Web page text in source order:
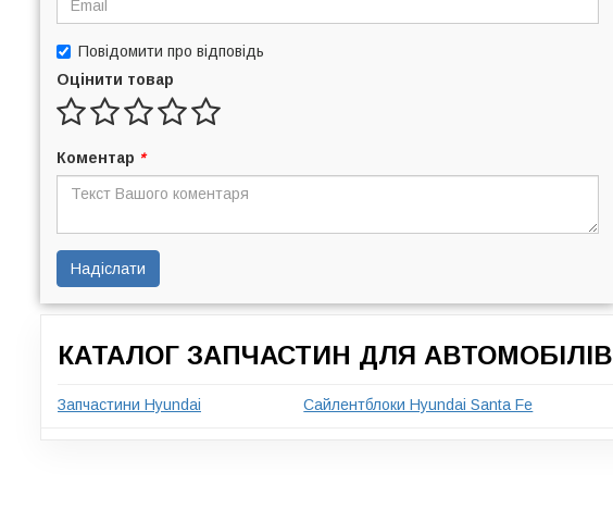
Повідомити про відповідь
Оцінити товар
Коментар *
Надіслати
КАТАЛОГ ЗАПЧАСТИН ДЛЯ
Запчастини Hyundai Сайлентблоки Hyundai Santa Fe